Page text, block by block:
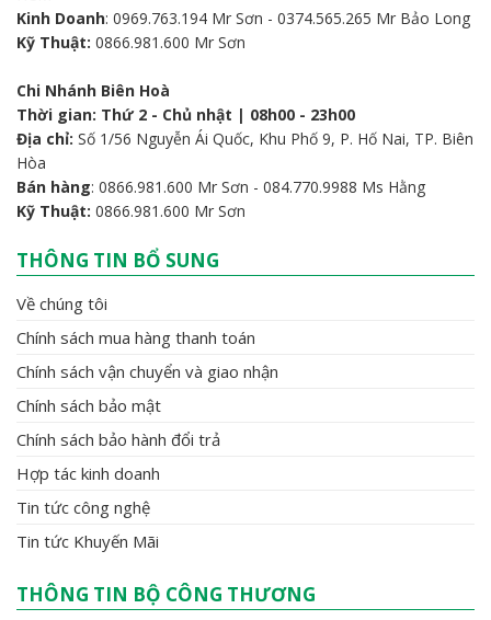
Kinh Doanh: 0969.763.194 Mr Sơn - 0374.565.265 Mr Bảo Long
Kỹ Thuật: 0866.981.600 Mr Sơn
Chi Nhánh Biên Hoà
Thời gian: Thứ 2 - Chủ nhật | 08h00 - 23h00
Địa chỉ: Số 1/56 Nguyễn Ái Quốc, Khu Phố 9, P. Hố Nai, TP. Biên
Hòa
Bán hàng: 0866.981.600 Mr Sơn - 084.770.9988 Ms Hằng
Kỹ Thuật: 0866.981.600 Mr Sơn
THÔNG TIN BỔ SUNG
Về chúng tôi
Chính sách mua hàng thanh toán
Chính sách vận chuyển và giao nhận
Chính sách bảo mật
Chính sách bảo hành đổi trả
Hợp tác kinh doanh
Tin tức công nghệ
Tin tức Khuyến Mãi
THÔNG TIN BỘ CÔNG THƯƠNG